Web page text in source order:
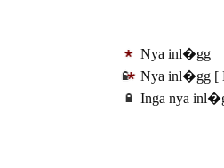
Nya inl�gg
Nya inl�gg [
Inga nya